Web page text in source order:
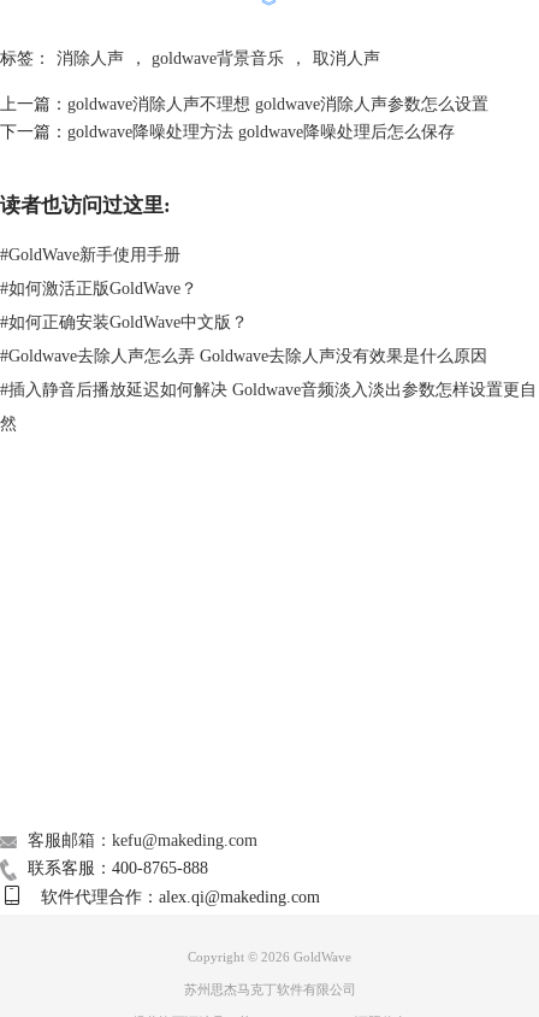
图二：选中需要进行音频处理的部分
击【降噪】选项，进入降噪的主页面。
︾
标签： 消除人声 ， goldwave背景音乐 ， 取消人声
上一篇： goldwave消除人声不理想 goldwave消除人声参数怎么设置
下一篇： goldwave降噪处理方法 goldwave降噪处理后怎么保存
读者也访问过这里:
#GoldWave新手使用手册
#如何激活正版GoldWave？
#如何正确安装GoldWave中文版？
#Goldwave去除人声怎么弄 Goldwave去除人声没有效果是什么原因
#插入静音后播放延迟如何解决 Goldwave音频淡入淡出参数怎样设置更自
然
客服邮箱：kefu@makeding.com
联系客服：400-8765-888
软件代理合作：alex.qi@makeding.com
Copyright © 2026 GoldWave
苏州思杰马克丁软件有限公司